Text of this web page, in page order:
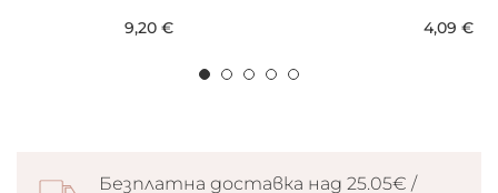
9,20 €
4,09 €
Безплатна доставка над 25.05€ /